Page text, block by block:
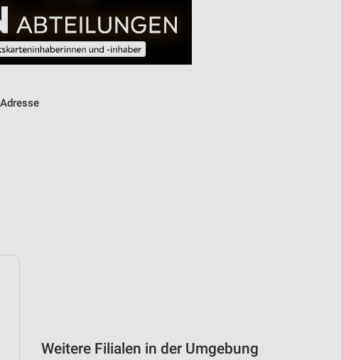
Weitere Filialen in der Umgebung